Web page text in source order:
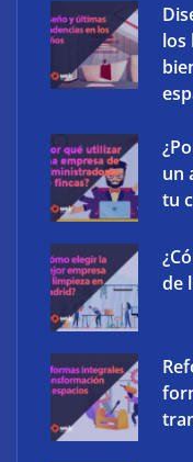
The Factory School
herramientas de IA
profesionales de la
los
un
tu
de